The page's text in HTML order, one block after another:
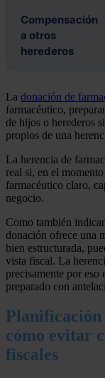
Compensación
a otros
herederos
La donación de
farmacéutico,
de hijos o herederos
propios de una
La herencia de
real si, en el
farmacéutico claro,
negocio.
Como también
donación ofrece una
bien estructurada,
vista fiscal. La
precisamente por eso
preparado con
Planificación
cómo evitar
fiscales